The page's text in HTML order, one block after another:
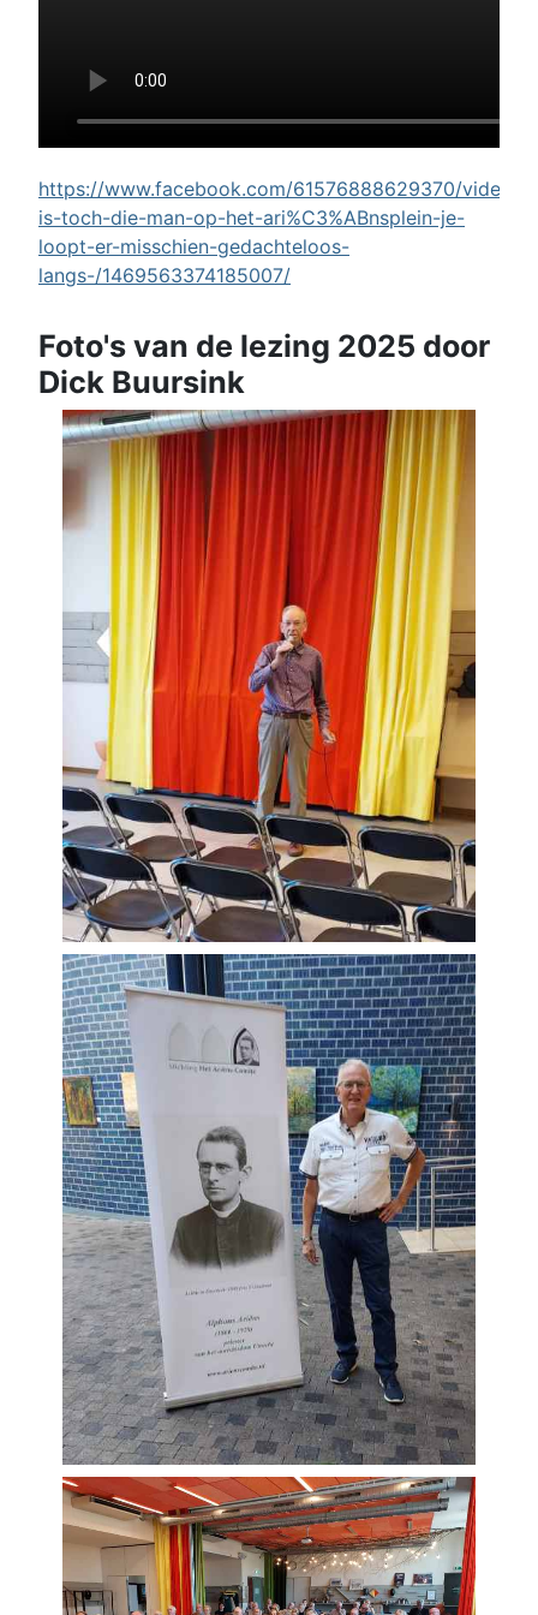
https://www.facebook.com/61576888629370/videos/
is-toch-die-man-op-het-ari%C3%ABnsplein-je-
loopt-er-misschien-gedachteloos-
langs-/1469563374185007/
Foto's van de lezing 2025 door
Dick Buursink